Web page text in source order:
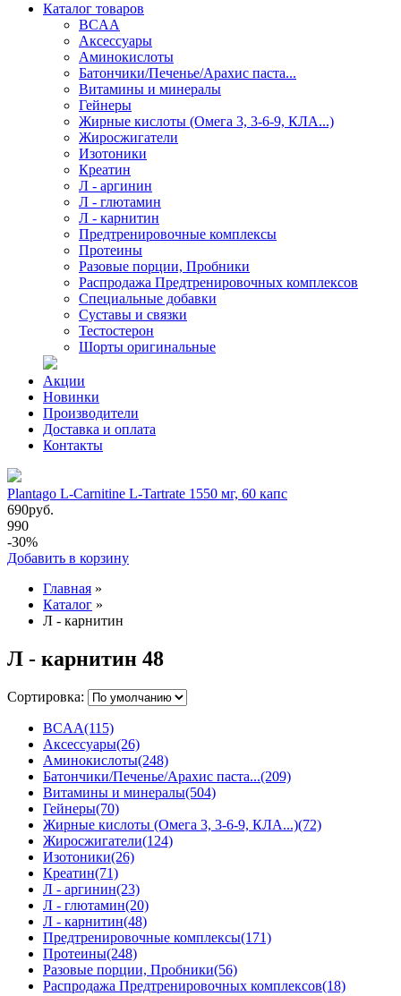
Каталог товаров
BCAA
Аксессуары
Аминокислоты
Батончики/Печенье/Арахис паста...
Витамины и минералы
Гейнеры
Жирные кислоты (Омега 3, 3-6-9, КЛА...)
Жиросжигатели
Изотоники
Креатин
Л - аргинин
Л - глютамин
Л - карнитин
Предтренировочные комплексы
Протеины
Разовые порции, Пробники
Распродажа Предтренировочных комплексов
Специальные добавки
Суставы и связки
Тестостерон
Шорты оригинальные
Акции
Новинки
Производители
Доставка и оплата
Контакты
Plantago L-Carnitine L-Tartrate 1550 мг, 60 капс
690руб.
990
-30%
Добавить в корзину
Главная »
Каталог »
Л - карнитин
Л - карнитин 48
Сортировка:
BCAA(115)
Аксессуары(26)
Аминокислоты(248)
Батончики/Печенье/Арахис паста...(209)
Витамины и минералы(504)
Гейнеры(70)
Жирные кислоты (Омега 3, 3-6-9, КЛА...)(72)
Жиросжигатели(124)
Изотоники(26)
Креатин(71)
Л - аргинин(23)
Л - глютамин(20)
Л - карнитин(48)
Предтренировочные комплексы(171)
Протеины(248)
Разовые порции, Пробники(56)
Распродажа Предтренировочных комплексов(18)